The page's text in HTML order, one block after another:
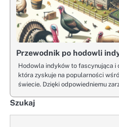
Przewodnik po hodowli
Hodowla indyków to fascynująca i
która zyskuje na popularności
świecie. Dzięki odpowiedniemu
Szukaj